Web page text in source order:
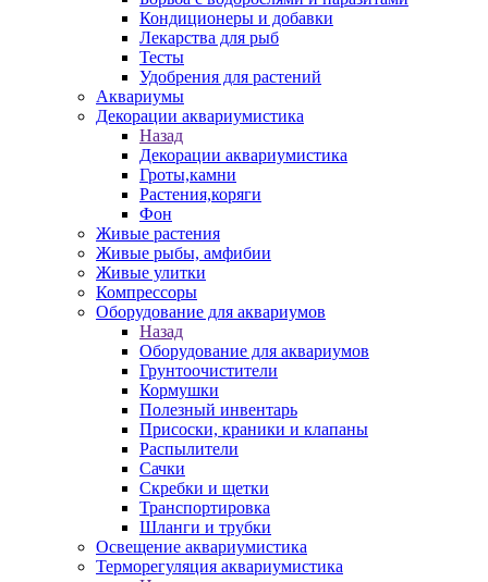
Кондиционеры и добавки
Лекарства для рыб
Тесты
Удобрения для растений
Аквариумы
Декорации аквариумистика
Назад
Декорации аквариумистика
Гроты,камни
Растения,коряги
Фон
Живые растения
Живые рыбы, амфибии
Живые улитки
Компрессоры
Оборудование для аквариумов
Назад
Оборудование для аквариумов
Грунтоочистители
Кормушки
Полезный инвентарь
Присоски, краники и клапаны
Распылители
Сачки
Скребки и щетки
Транспортировка
Шланги и трубки
Освещение аквариумистика
Терморегуляция аквариумистика